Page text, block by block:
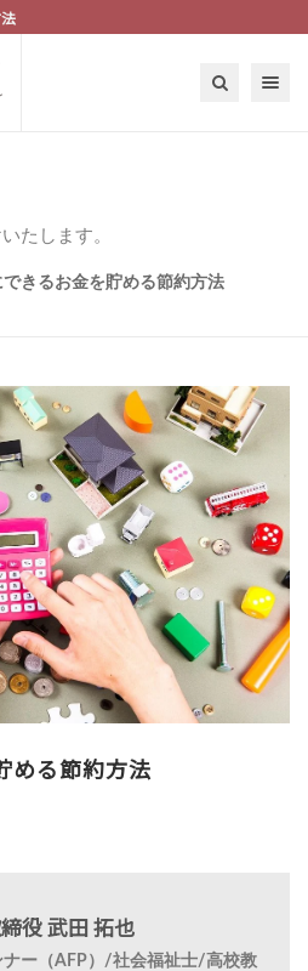
Toggle
たします。
きるお金を貯める節約方法
める節約方法
役 武田 拓也
ナー（AFP）/社会福祉士/高校教